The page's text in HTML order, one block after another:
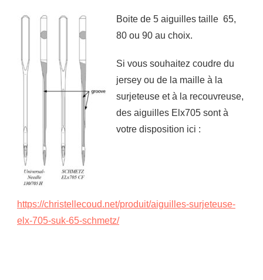
Boite de 5 aiguilles taille 65,
80 ou 90 au choix.
Si vous souhaitez coudre du
jersey ou de la maille à la
surjeteuse et à la recouvreuse,
des aiguilles Elx705 sont à
votre disposition ici :
https://christellecoud.net/produit/aiguilles-surjeteuse-
elx-705-suk-65-schmetz/